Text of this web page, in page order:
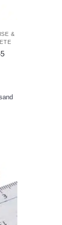
&